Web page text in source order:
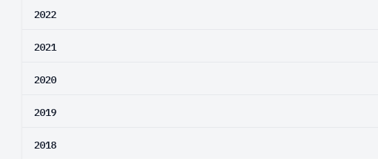
2022
2021
2020
2019
2018